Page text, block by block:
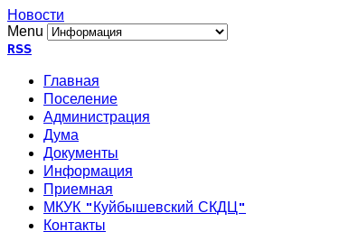
Новости
Menu
RSS
Главная
Поселение
Администрация
Дума
Документы
Информация
Приемная
МКУК "Куйбышевский СКДЦ"
Контакты